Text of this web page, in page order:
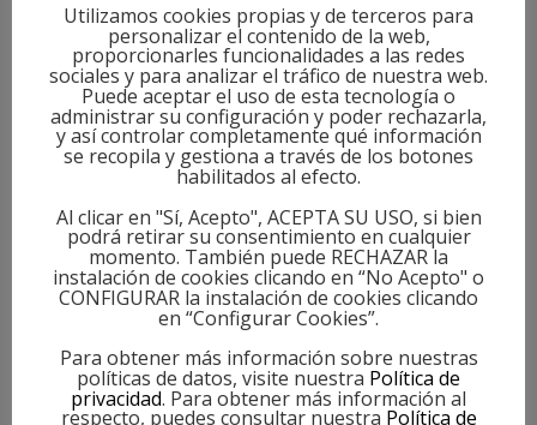
2 zanahorias
3 hojas de col blanca
1 ajete y 2 dientes de ajo
4 huevos (3 cocidos y 1 batido)
Sal
Especias: pimienta, curry, comino
1 vaso de agua
3 cucharadas de aceite de oliva
Ingredientes para adornar (al gusto):
Queso en lonchas
Tomates cherry
CATEGORY
Utilizamos cookies propias y de terceros para
personalizar el contenido de la web,
proporcionarles funcionalidades a las redes
sociales y para analizar el tráfico de nuestra web.
Puede aceptar el uso de esta tecnología o
administrar su configuración y poder rechazarla,
y así controlar completamente qué información
se recopila y gestiona a través de los botones
habilitados al efecto.
Al clicar en "Sí, Acepto", ACEPTA SU USO, si bien
podrá retirar su consentimiento en cualquier
momento. También puede RECHAZAR la
instalación de cookies clicando en “No Acepto" o
CONFIGURAR la instalación de cookies clicando
en “Configurar Cookies”.
Para obtener más información sobre nuestras
políticas de datos, visite nuestra Política de
privacidad. Para obtener más información al
respecto, puedes consultar nuestra Política de